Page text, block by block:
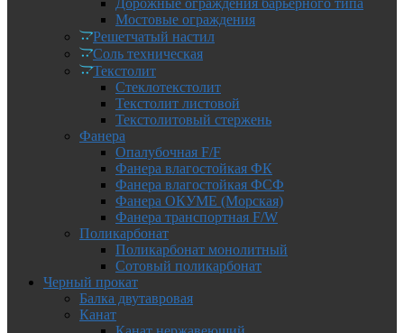
Дорожные ограждения барьерного типа
Мостовые ограждения
Решетчатый настил
Соль техническая
Текстолит
Стеклотекстолит
Текстолит листовой
Текстолитовый стержень
Фанера
Опалубочная F/F
Фанера влагостойкая ФК
Фанера влагостойкая ФСФ
Фанера ОКУМЕ (Морская)
Фанера транспортная F/W
Поликарбонат
Поликарбонат монолитный
Сотовый поликарбонат
Черный прокат
Балка двутавровая
Канат